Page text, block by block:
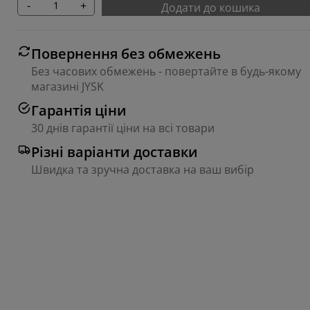
- + Додати до кошика
Повернення без обмежень
Без часових обмежень - повертайте в будь-якому
магазині JYSK
Гарантія ціни
30 днів гарантії ціни на всі товари
Різні варіанти доставки
Швидка та зручна доставка на ваш вибір